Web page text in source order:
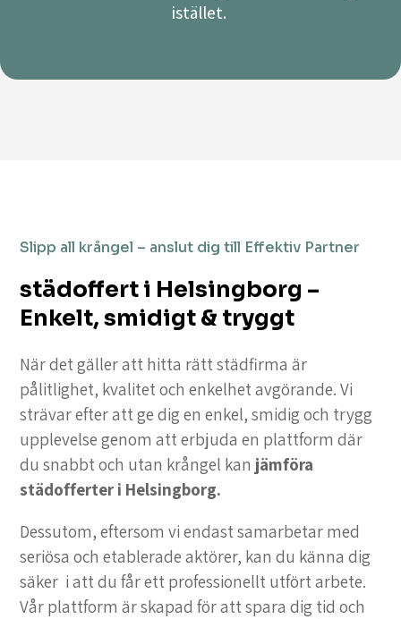
istället.
Slipp all krångel – anslut dig till Effektiv Partner
städoffert i Helsingborg –
Enkelt, smidigt & tryggt
När det gäller att hitta rätt städfirma är
pålitlighet, kvalitet och enkelhet avgörande. Vi
strävar efter att ge dig en enkel, smidig och trygg
upplevelse genom att erbjuda en plattform där
du snabbt och utan krångel kan jämföra
städofferter i Helsingborg.
Dessutom, eftersom vi endast samarbetar med
seriösa och etablerade aktörer, kan du känna dig
säker i att du får ett professionellt utfört arbete.
Vår plattform är skapad för att spara dig tid och